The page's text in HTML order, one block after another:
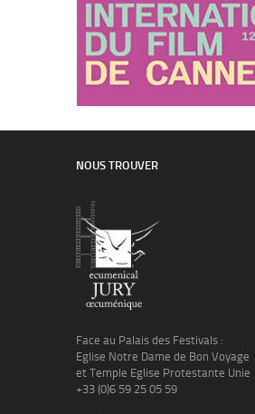
NOUS TROUVER
Face au Palais des Festivals :
Eglise Notre Dame de Bon Voyage
et Temple Eglise Protestante Unie
+33 (0)6 59 25 05 59